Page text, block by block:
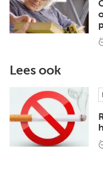
Lees ook